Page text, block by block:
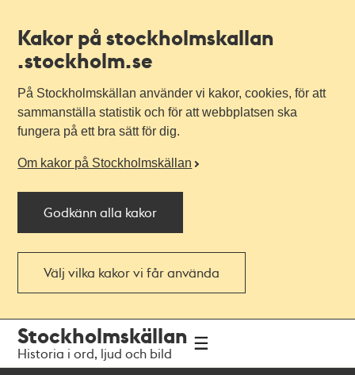
Kakor på stockholmskallan
.stockholm.se
På Stockholmskällan använder vi kakor, cookies, för att
sammanställa statistik och för att webbplatsen ska
fungera på ett bra sätt för dig.
Om kakor på Stockholmskällan
Godkänn alla kakor
Välj vilka kakor vi får använda
navigationen
huvudinnehållet
Stockholmskällan
Historia i ord, ljud och bild